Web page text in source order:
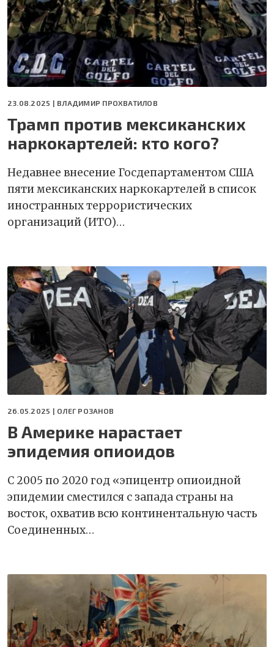
23.08.2025 | ВЛАДИМИР ПРОХВАТИЛОВ
Трамп против мексиканских
наркокартелей: кто кого?
Недавнее внесение Госдепартаментом США
пяти мексиканских наркокартелей в список
иностранных террористических
организаций (ИТО)…
26.05.2025 | ОЛЕГ РОЗАНОВ
В Америке нарастает
эпидемия опиоидов
С 2005 по 2020 год «эпицентр опиоидной
эпидемии сместился с запада страны на
восток, охватив всю континентальную часть
Соединенных…